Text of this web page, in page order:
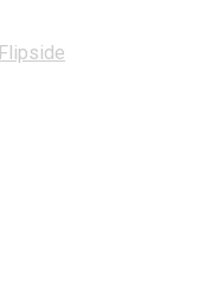
Flipside